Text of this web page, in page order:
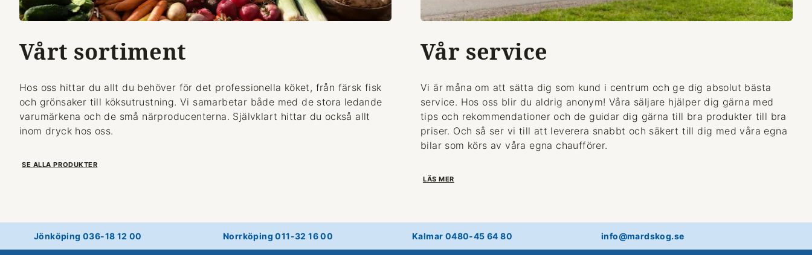
Vårt sortiment
Hos oss hittar du allt du behöver för det professionella köket, från färsk fisk
och grönsaker till köksutrustning. Vi samarbetar både med de stora ledande
varumärkena och de små närproducenterna. Självklart hittar du också allt
inom dryck hos oss.
SE ALLA PRODUKTER
Vår service
Vi är måna om att sätta dig som kund i centrum och ge dig absolut bästa
service. Hos oss blir du aldrig anonym! Våra säljare hjälper dig gärna med
tips och rekommendationer och de guidar dig gärna till bra produkter till bra
priser. Och så ser vi till att leverera snabbt och säkert till dig med våra egna
bilar som körs av våra egna chaufförer.
LÄS MER
Jönköping 036-18 12 00 Norrköping 011-32 16 00 Kalmar 0480-45 64 80 info@mardskog.se